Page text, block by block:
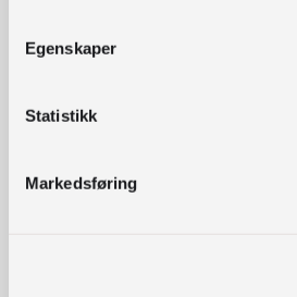
Egenskaper
Statistikk
Markedsføring
Forlagene presenterer
som er aktuelle med bøker.
arrangementet).
Det deles ut goodiebags
Arrangementet starter 09.00